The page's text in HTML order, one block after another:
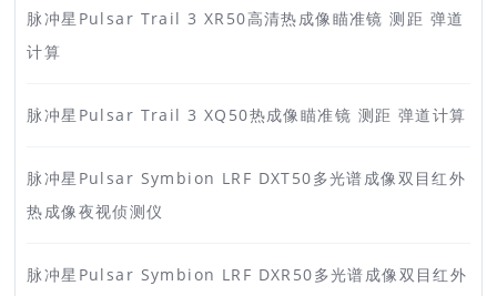
脉冲星Pulsar Trail 3 XR50高清热成像瞄准镜 测距 弹道
计算
脉冲星Pulsar Trail 3 XQ50热成像瞄准镜 测距 弹道计算
脉冲星Pulsar Symbion LRF DXT50多光谱成像双目红外
热成像夜视侦测仪
脉冲星Pulsar Symbion LRF DXR50多光谱成像双目红外